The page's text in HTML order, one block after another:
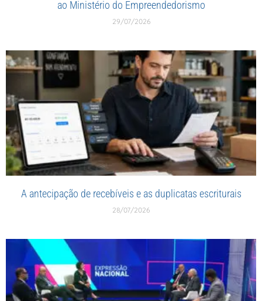
ao Ministério do Empreendedorismo
29/07/2026
A antecipação de recebíveis e as duplicatas escriturais
28/07/2026